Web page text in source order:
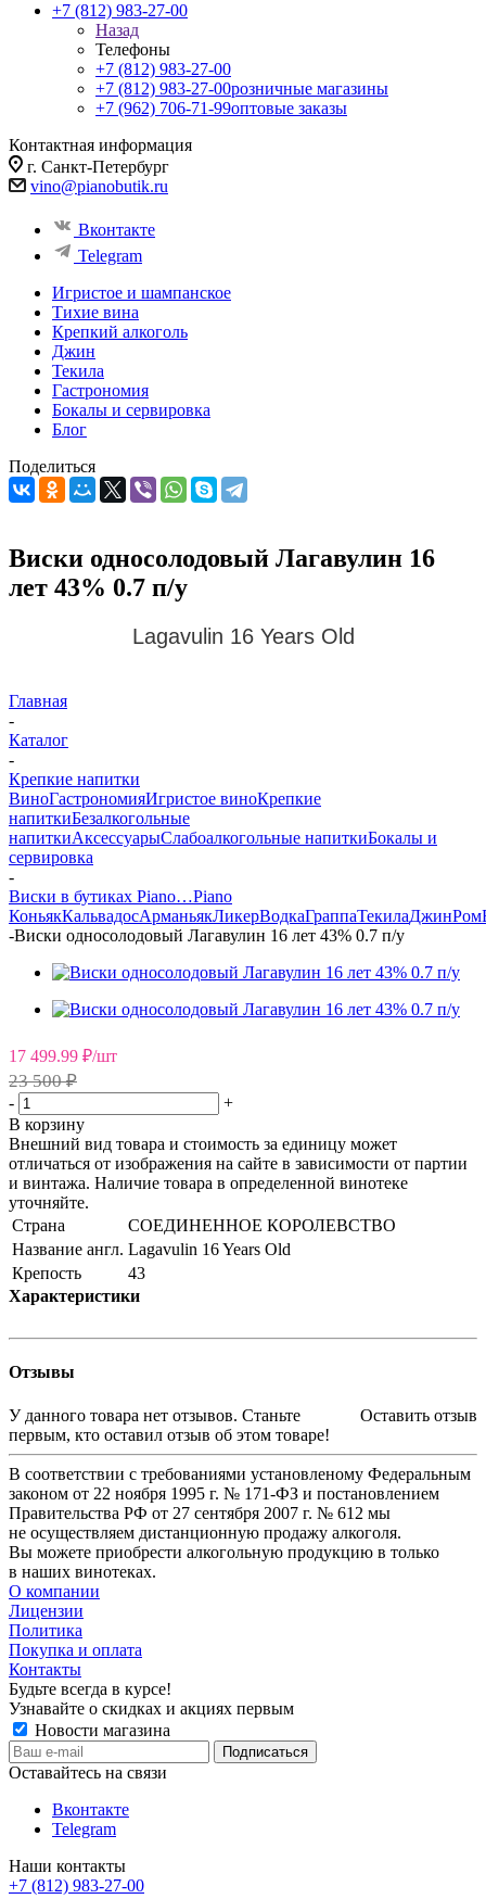
+7 (812) 983-27-00
Назад
Телефоны
+7 (812) 983-27-00
+7 (812) 983-27-00розничные магазины
+7 (962) 706-71-99оптовые заказы
Контактная информация
г. Санкт-Петербург
vino@pianobutik.ru
Вконтакте
Telegram
Игристое и шампанское
Тихие вина
Крепкий алкоголь
Джин
Текила
Гастрономия
Бокалы и сервировка
Блог
Поделиться
Виски односолодовый Лагавулин 16
лет 43% 0.7 п/у
Lagavulin 16 Years Old
Главная
-
Каталог
-
Крепкие напитки
ВиноГастрономияИгристое виноКрепкие
напиткиБезалкогольные
напиткиАксессуарыСлабоалкогольные напиткиБокалы и
сервировка
-
Виски в бутиках Piano…Piano
КоньякКальвадосАрманьякЛикерВодкаГраппаТекилаДжинРом
-Виски односолодовый Лагавулин 16 лет 43% 0.7 п/у
17 499.99 ₽/шт
23 500 ₽
-
+
В корзину
Внешний вид товара и стоимость за единицу может
отличаться от изображения на сайте в зависимости от партии
и винтажа. Наличие товара в определенной винотеке
уточняйте.
Страна
СОЕДИНЕННОЕ КОРОЛЕВСТВО
Название англ. Lagavulin 16 Years Old
Крепость
43
Характеристики
Отзывы
Оставить отзыв
У данного товара нет отзывов. Станьте
первым, кто оставил отзыв об этом товаре!
В соответствии с требованиями установленому Федеральным
законом от 22 ноября 1995 г. № 171-ФЗ и постановлением
Правительства РФ от 27 сентября 2007 г. № 612 мы
не осуществляем дистанционную продажу алкоголя.
Вы можете приобрести алкогольную продукцию в только
в наших винотеках.
О компании
Лицензии
Политика
Покупка и оплата
Контакты
Будьте всегда в курсе!
Узнавайте о скидках и акциях первым
Новости магазина
Оставайтесь на связи
Вконтакте
Telegram
Наши контакты
+7 (812) 983-27-00